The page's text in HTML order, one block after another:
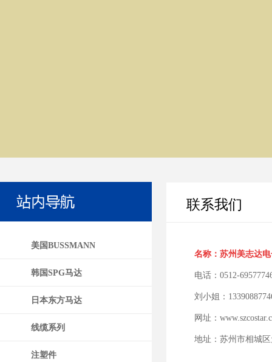
美国BUSSMANN
韩国SPG马达
日本东方马达
线缆系列
注塑件
联系我们
名称：苏州美志达
电话：0512-
刘小姐：
网址：
地址：苏州市相城